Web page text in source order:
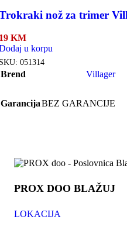
nož za trimer
KM
u korpu
051314
Brend Villager
GarancijaBEZ GARANCIJE
PROX DOO BLAŽUJ
LOKACIJA